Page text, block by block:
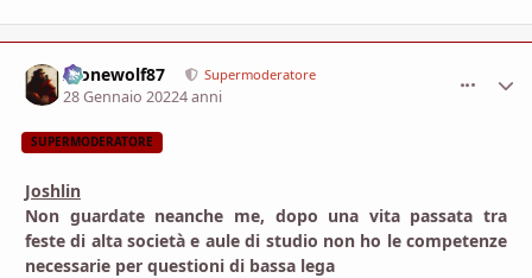
Alonewolf87 Supermoderatore
28 Gennaio 20224 anni
SUPERMODERATORE
Joshlin
Non guardate neanche me, dopo una vita passata tra
feste di alta società e aule di studio non ho le competenze
necessarie per questioni di bassa lega